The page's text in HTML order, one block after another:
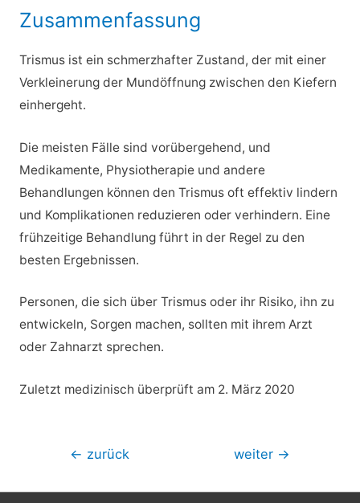
Zusammenfassung
Trismus ist ein schmerzhafter Zustand, der mit einer
Verkleinerung der Mundöffnung zwischen den Kiefern
einhergeht.
Die meisten Fälle sind vorübergehend, und
Medikamente, Physiotherapie und andere
Behandlungen können den Trismus oft effektiv lindern
und Komplikationen reduzieren oder verhindern. Eine
frühzeitige Behandlung führt in der Regel zu den
besten Ergebnissen.
Personen, die sich über Trismus oder ihr Risiko, ihn zu
entwickeln, Sorgen machen, sollten mit ihrem Arzt
oder Zahnarzt sprechen.
Zuletzt medizinisch überprüft am 2. März 2020
Beitragsnavigation
← zurück weiter →